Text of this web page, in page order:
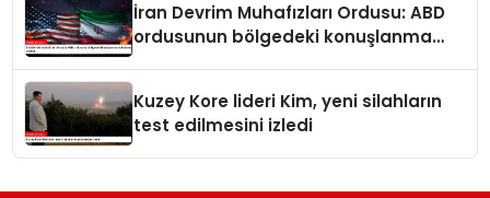
İran Devrim Muhafızları Ordusu: ABD
ordusunun bölgedeki konuşlanma
Kuzey Kore lideri Kim, yeni silahların
test edilmesini izledi